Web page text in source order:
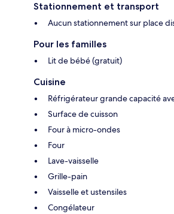
Stationnement et transport
Aucun stationnement sur place
Pour les familles
Lit de bébé (gratuit)
Cuisine
Réfrigérateur grande capacité
Surface de cuisson
Four à micro-ondes
Four
Lave-vaisselle
Grille-pain
Vaisselle et ustensiles
Congélateur